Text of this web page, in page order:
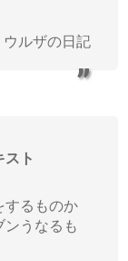
ルザの日記
スト
するものか
うなるも